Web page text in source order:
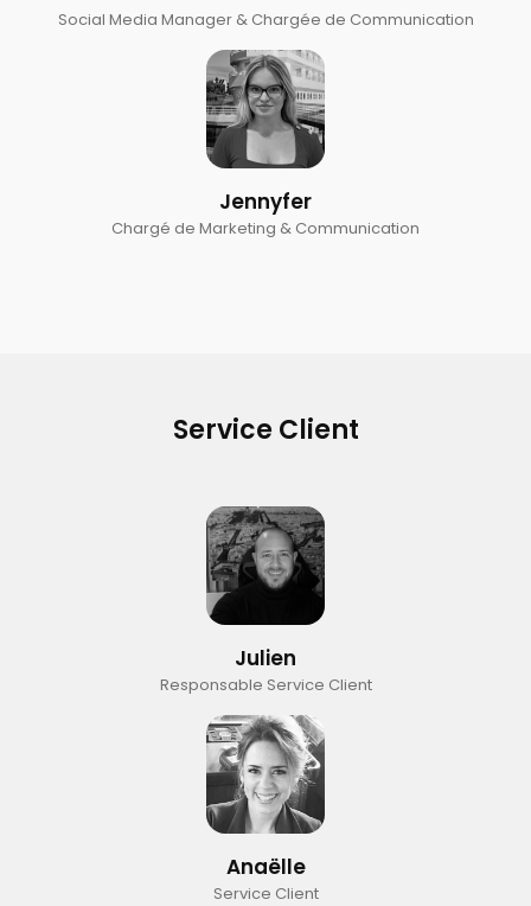
Social Media Manager & Chargée de Communication
Jennyfer
Chargé de Marketing & Communication
Service Client
Julien
Responsable Service Client
Anaëlle
Service Client